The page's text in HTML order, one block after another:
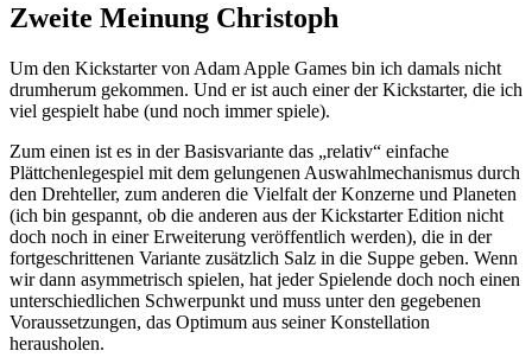
Zweite Meinung Christoph
Um den Kickstarter von Adam Apple Games bin ich damals nicht
drumherum gekommen. Und er ist auch einer der Kickstarter, die ich
viel gespielt habe (und noch immer spiele).
Zum einen ist es in der Basisvariante das „relativ“ einfache
Plättchenlegespiel mit dem gelungenen Auswahlmechanismus durch
den Drehteller, zum anderen die Vielfalt der Konzerne und Planeten
(ich bin gespannt, ob die anderen aus der Kickstarter Edition nicht
doch noch in einer Erweiterung veröffentlich werden), die in der
fortgeschrittenen Variante zusätzlich Salz in die Suppe geben. Wenn
wir dann asymmetrisch spielen, hat jeder Spielende doch noch einen
unterschiedlichen Schwerpunkt und muss unter den gegebenen
Voraussetzungen, das Optimum aus seiner Konstellation
herausholen.